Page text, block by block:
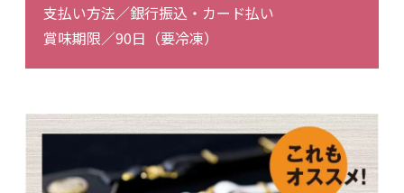
支払い方法／銀行振込・カード払い
賞味期限／90日（要冷凍）